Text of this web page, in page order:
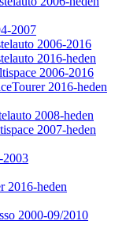
2007
2006-2016
2016-heden
2006-2016
2016-heden
2008-heden
2007-heden
2003
2016-heden
2000-09/2010